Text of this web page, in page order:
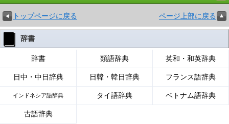
トップページに戻る ページ上部に戻る
辞書
辞書 類語辞典 英和・和英辞典
日中・中日辞典 日韓・韓日辞典 フランス語辞典
インドネシア語辞典 タイ語辞典 ベトナム語辞典
古語辞典